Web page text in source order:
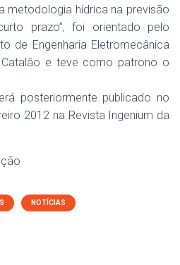
metodologia hídrica na previsão
prazo”, foi orientado pelo
de Engenharia Eletromecânica
e teve como patrono o
posteriormente publicado no
2012 naRevista Ingenium da
NOTÍCIAS